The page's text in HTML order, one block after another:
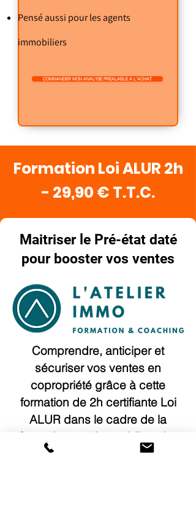
Pensé aussi pour les agents
immobiliers
COMMANDER MON ANALYSE PREALABLE A L'ACHAT
Formation Loi ALUR 2h
- 29,90 € T.T.C.
Maitriser le Pré-état daté
pour booster vos ventes
Comprendre, anticiper et
sécuriser vos ventes en
copropriété grâce à cette
formation de 2h certifiante Loi
ALUR dans le cadre de la
formation continue obligatoire